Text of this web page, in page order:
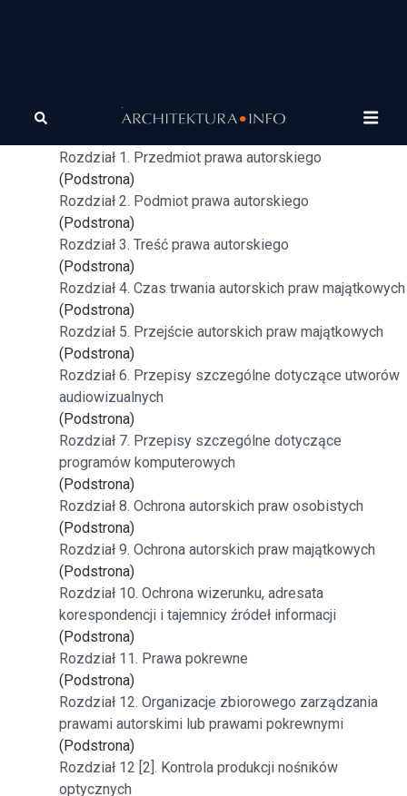
prawo
Prawo autorskie
Rozdział 1. Przedmiot prawa autorskiego
(Podstrona)
Rozdział 2. Podmiot prawa autorskiego
(Podstrona)
Rozdział 3. Treść prawa autorskiego
(Podstrona)
Rozdział 4. Czas trwania autorskich praw majątkowych
(Podstrona)
Rozdział 5. Przejście autorskich praw majątkowych
(Podstrona)
Rozdział 6. Przepisy szczególne dotyczące utworów
audiowizualnych
(Podstrona)
Rozdział 7. Przepisy szczególne dotyczące
programów komputerowych
(Podstrona)
Rozdział 8. Ochrona autorskich praw osobistych
(Podstrona)
Rozdział 9. Ochrona autorskich praw majątkowych
(Podstrona)
Rozdział 10. Ochrona wizerunku, adresata
korespondencji i tajemnicy źródeł informacji
(Podstrona)
Rozdział 11. Prawa pokrewne
(Podstrona)
Rozdział 12. Organizacje zbiorowego zarządzania
prawami autorskimi lub prawami pokrewnymi
(Podstrona)
Rozdział 12 [2]. Kontrola produkcji nośników
optycznych